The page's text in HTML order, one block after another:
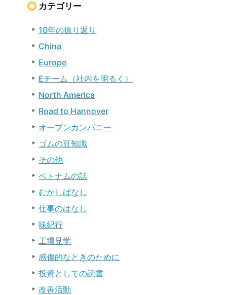
カテゴリー
10年の振り返り
China
Europe
Eチーム（社内を明るく）
North America
Road to Hannover
オープンカンパニー
ゴムの豆知識
その他
ベトナムの話
むかしばなし
仕事のはなし
味紀行
工場見学
感傷的なときのために
投資としての読書
改善活動